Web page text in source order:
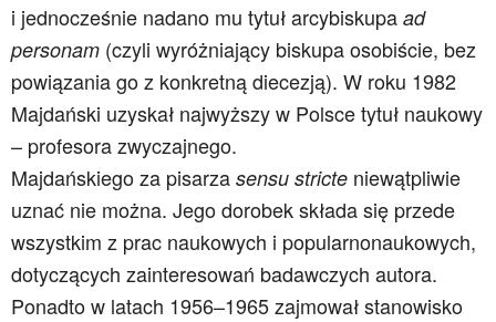
i jednocześnie nadano mu tytuł arcybiskupa ad
personam (czyli wyróżniający biskupa osobiście, bez
powiązania go z konkretną diecezją). W roku 1982
Majdański uzyskał najwyższy w Polsce tytuł naukowy
– profesora zwyczajnego.
Majdańskiego za pisarza sensu stricte niewątpliwie
uznać nie można. Jego dorobek składa się przede
wszystkim z prac naukowych i popularnonaukowych,
dotyczących zainteresowań badawczych autora.
Ponadto w latach 1956–1965 zajmował stanowisko